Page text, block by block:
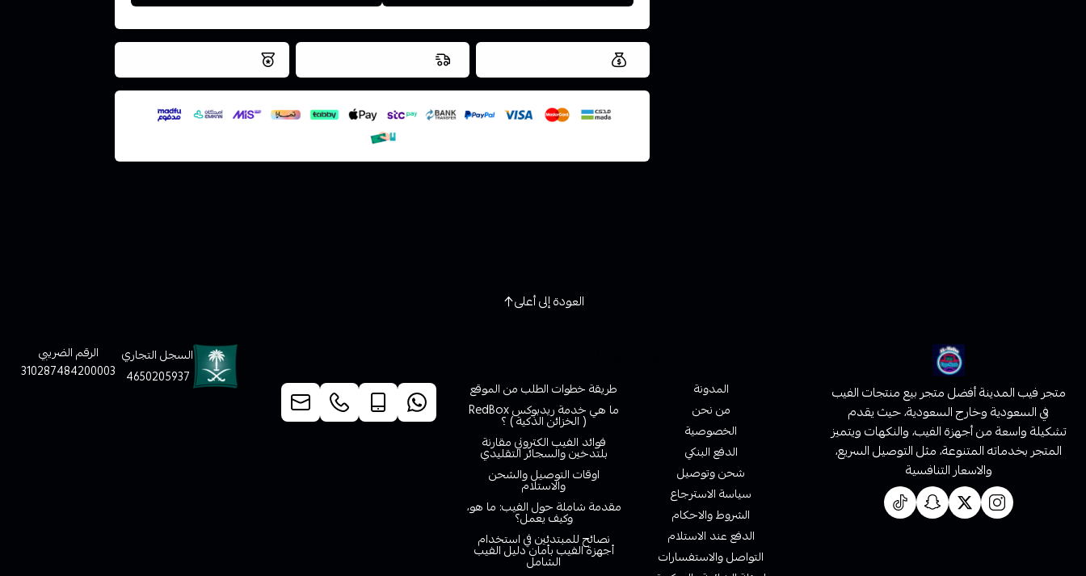
اسحب و افلت الملف هنا
استعراض
العروض والشحن مجاني نتميز بلجودة والتخزين الامن
العودة إلى أعلى
متجر فيب المدينة أفضل متجر بيع منتجات الفيب
في السعودية وخارج السعودية، حيث يقدم
تشكيلة واسعة من أجهزة الفيب، والنكهات ويتميز
المتجر بخدماته المتنوعة، مثل التوصيل السريع،
والاسعار التنافسية
المدونة
من نحن
الخصوصية
الدفع البنكي
شحن وتوصيل
سياسة الاسترجاع
الشروط والاحكام
الدفع عند الاستلام
التواصل والاستفسارات
طريقة خطوات الطلب من الموقع
ما هي خدمة ريدبوكس RedBox
( الخزائن الذكية ) ؟
فوائد الفيب الكتروني مقارنة
بلتدخين والسجائر التقليدي
اوقات التوصيل والشحن
والاستلام
مقدمة شاملة حول الفيب: ما هو،
وكيف يعمل؟
نصائح للمبتدئين في استخدام
أجهزة الفيب بأمان دليل الفيب
الشامل
السجل التجاري
4650205937
الرقم الضريبي
310287484200003